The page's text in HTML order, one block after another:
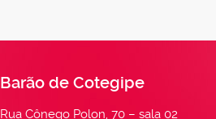
Barão de Cotegipe
Rua Cônego Polon, 70 – sala 02